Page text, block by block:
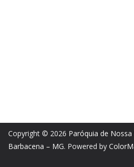
Copyright © 2026 Paróquia de
Barbacena – MG. Powered by